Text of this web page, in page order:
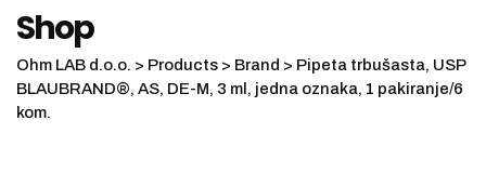
Shop
Ohm LAB d.o.o. > Products > Brand > Pipeta trbušasta, USP
BLAUBRAND®, AS, DE-M, 3 ml, jedna oznaka, 1 pakiranje/6
kom.